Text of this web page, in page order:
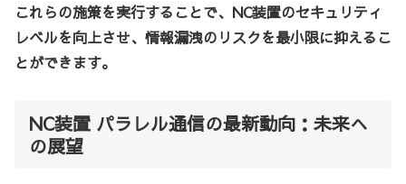
これらの施策を実行することで、NC装置のセキュリティ
レベルを向上させ、情報漏洩のリスクを最小限に抑えるこ
とができます。
NC装置 パラレル通信の最新動向：未来へ
の展望